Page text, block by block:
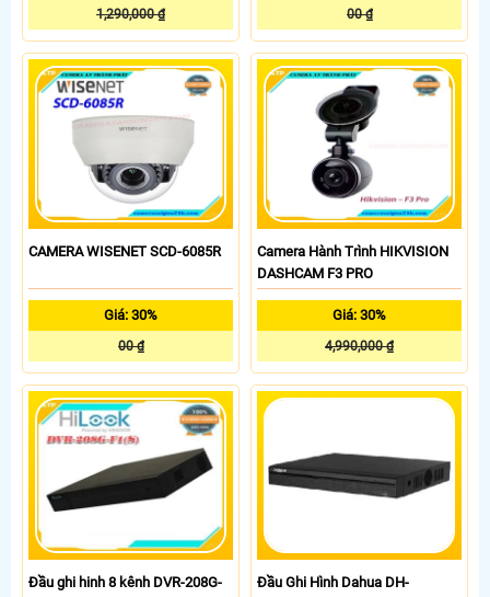
1,290,000 ₫ 00 ₫
CAMERA WISENET SCD-6085R
Giá: 30%
00 ₫
Camera Hành Trình HIKVISION
DASHCAM F3 PRO
Giá: 30%
4,990,000 ₫
Đầu ghi hinh 8 kênh DVR-208G-
Đầu Ghi Hình Dahua DH-